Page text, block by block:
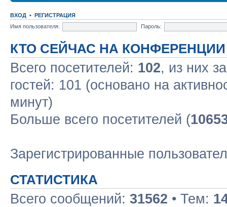
ВХОД • РЕГИСТРАЦИЯ
Имя пользователя:
Пароль:
КТО СЕЙЧАС НА КОНФЕРЕНЦИИ
Всего посетителей: 102, из них
гостей: 101 (основано на
минут)
Больше всего посетителей (
Зарегистрированные
СТАТИСТИКА
Всего сообщений: 31562 • Тем: